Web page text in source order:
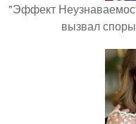
"Эффект
вызвал